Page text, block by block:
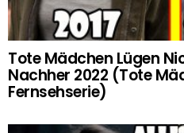
Tote Mädchen Lügen
Nachher 2022 (Tote
Fernsehserie)